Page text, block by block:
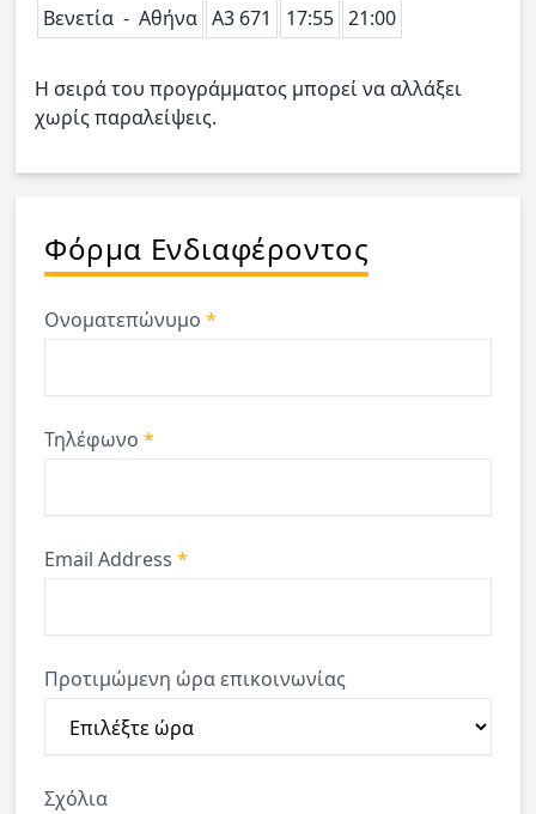
Βενετία - Αθήνα Α3 671 17:55 21:00
Η σειρά του προγράμματος μπορεί να αλλάξει
χωρίς παραλείψεις.
Φόρμα Ενδιαφέροντος
Ονοματεπώνυμο *
Τηλέφωνο *
Email Address *
Προτιμώμενη ώρα επικοινωνίας
Σχόλια